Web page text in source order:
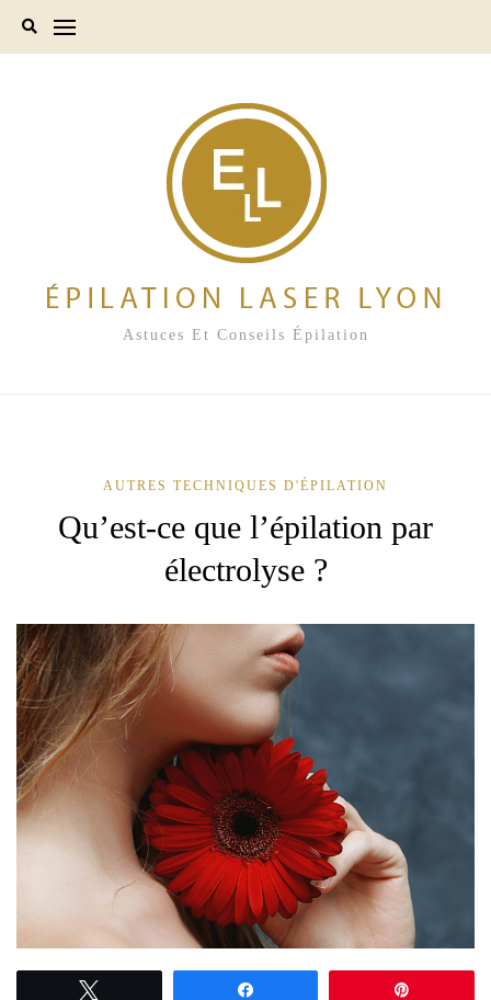
Astuces Et Conseils Épilation
AUTRES TECHNIQUES D'ÉPILATION
Qu’est-ce que l’épilation par
électrolyse ?